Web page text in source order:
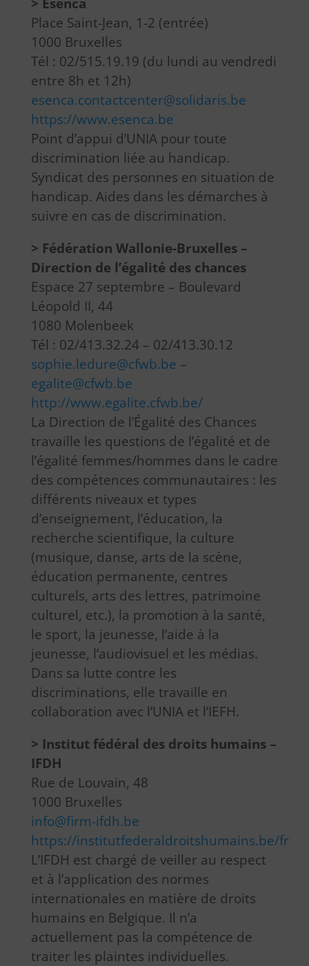
Place Saint-Jean, 1-2 (entrée)
1000 Bruxelles
Tél : 02/515.19.19 (du lundi au vendredi
entre 8h et 12h)
esenca.contactcenter@solidaris.be
https://www.esenca.be
Point d’appui d’UNIA pour toute
discrimination liée au handicap.
Syndicat des personnes en situation de
handicap. Aides dans les démarches à
suivre en cas de discrimination.
> Fédération Wallonie-Bruxelles –
Direction de l’égalité des chances
Espace 27 septembre – Boulevard
Léopold II, 44
1080 Molenbeek
Tél : 02/413.32.24 – 02/413.30.12
sophie.ledure@cfwb.be –
egalite@cfwb.be
http://www.egalite.cfwb.be/
La Direction de l’Égalité des Chances
travaille les questions de l’égalité et de
l’égalité femmes/hommes dans le cadre
des compétences communautaires : les
différents niveaux et types
d’enseignement, l’éducation, la
recherche scientifique, la culture
(musique, danse, arts de la scène,
éducation permanente, centres
culturels, arts des lettres, patrimoine
culturel, etc.), la promotion à la santé,
le sport, la jeunesse, l’aide à la
jeunesse, l’audiovisuel et les médias.
Dans sa lutte contre les
discriminations, elle travaille en
collaboration avec l’UNIA et l’IEFH.
> Institut fédéral des droits humains –
IFDH
Rue de Louvain, 48
1000 Bruxelles
info@firm-ifdh.be
https://institutfederaldroitshumains.be/fr
L’IFDH est chargé de veiller au respect
et à l’application des normes
internationales en matière de droits
humains en Belgique. Il n’a
actuellement pas la compétence de
traiter les plaintes individuelles.